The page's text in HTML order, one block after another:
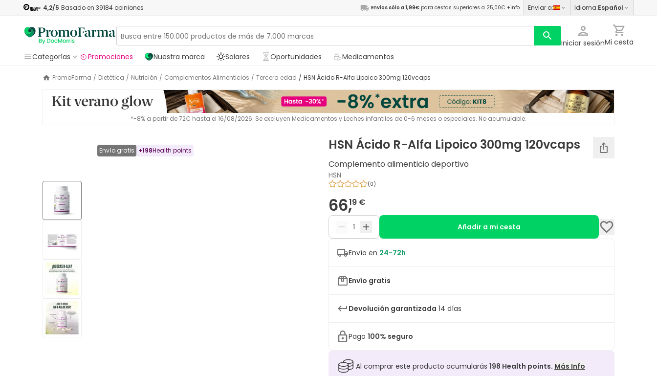
4,2/5 Basado en 39184 opiniones Envíos sólo a 1,99€ para cestas superiores a 25,00€ +info Enviar a: Idioma:Español
Iniciar sesiónMi cesta
Categorías
Promociones Nuestra marca Solares Oportunidades Medicamentos
PromoFarma / Dietética / Nutrición / Complementos Alimenticios / Tercera edad / HSN Ácido R-Alfa Lipoico 300mg 120vcaps
*-8% a partir de 72€ hasta el 16/08/2026. Se excluyen Medicamentos y Leches infantiles de 0-6 meses o especiales. No acumulable.
Envío gratis +198Health points HSN Ácido R-Alfa Lipoico 300mg 120vcaps
Complemento alimenticio deportivo
HSN
(0)
66,19 €
Añadir a mi cesta
Envío en 24-72h
Envío gratis
Devolución garantizada 14 días
Pago 100% seguro
Al comprar este producto acumularás 198 Health points. Más Info